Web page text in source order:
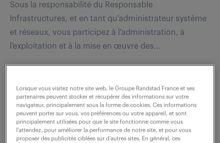
Sous la responsabilité du Responsable
Infrastructures, et en tant qu'administrateur système
et réseaux, vous participez à l'administration, à
l'exploitation et à la mise en œuvre des...
expert support run infrastructure
Lorsque vous visitez notre site web, le Groupe Randstad France et ses
partenaires peuvent stocker et récupérer des informations sur votre
navigateur, principalement sous la forme de cookies. Ces informations
peuvent porter sur vous, vos préférences ou votre appareil, et sont
principalement utilisées pour que le site fonctionne comme vous
l’attendez, pour améliorer la performance de notre site, et pour vous
proposer des publicités ciblées sur d’autres sites. En général, ces